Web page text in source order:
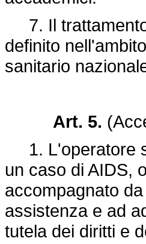
7. Il trattamento
definito
sanitario
Art. 5.
1. L'operatore
un caso di AIDS,
accompagnato
assistenza e ad
tutela dei diritti e